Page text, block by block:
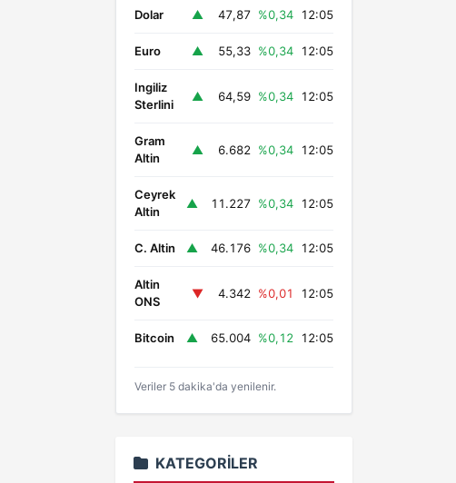
Dolar ▲ 47,87 %0,34 12:05
Euro ▲ 55,33 %0,34 12:05
Ingiliz
Sterlini
▲ 64,59 %0,34 12:05
Gram
Altin
▲ 6.682 %0,34 12:05
Ceyrek
Altin
▲ 11.227 %0,34 12:05
C. Altin ▲ 46.176 %0,34 12:05
Altin
ONS
▼ 4.342 %0,01 12:05
Bitcoin ▲ 65.004 %0,12 12:05
Veriler 5 dakika'da yenilenir.
KATEGORILER